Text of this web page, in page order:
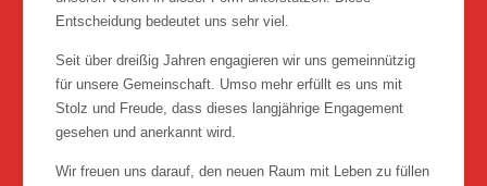
Entscheidung bedeutet uns sehr viel.
Seit über dreißig Jahren engagieren wir uns gemeinnützig
für unsere Gemeinschaft. Umso mehr erfüllt es uns mit
Stolz und Freude, dass dieses langjährige Engagement
gesehen und anerkannt wird.
Wir freuen uns darauf, den neuen Raum mit Leben zu füllen